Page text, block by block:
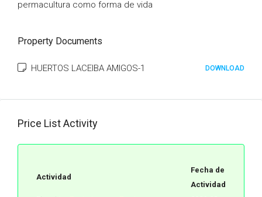
permacultura como forma de vida
Property Documents
HUERTOS LACEIBA AMIGOS-1 DOWNLOAD
Price List Activity
Actividad
Fecha de
Actividad